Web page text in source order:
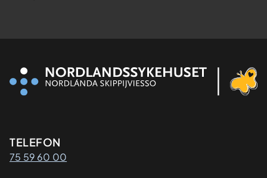
Kontaktinformasjon
TELEFON
75 59 60 00